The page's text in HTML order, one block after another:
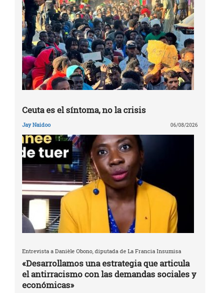
Ceuta es el síntoma, no la crisis
Jay Naidoo 06/08/2026
Entrevista a Danièle Obono, diputada de La Francia Insumisa
«Desarrollamos una estrategia que articula
el antirracismo con las demandas sociales y
económicas»